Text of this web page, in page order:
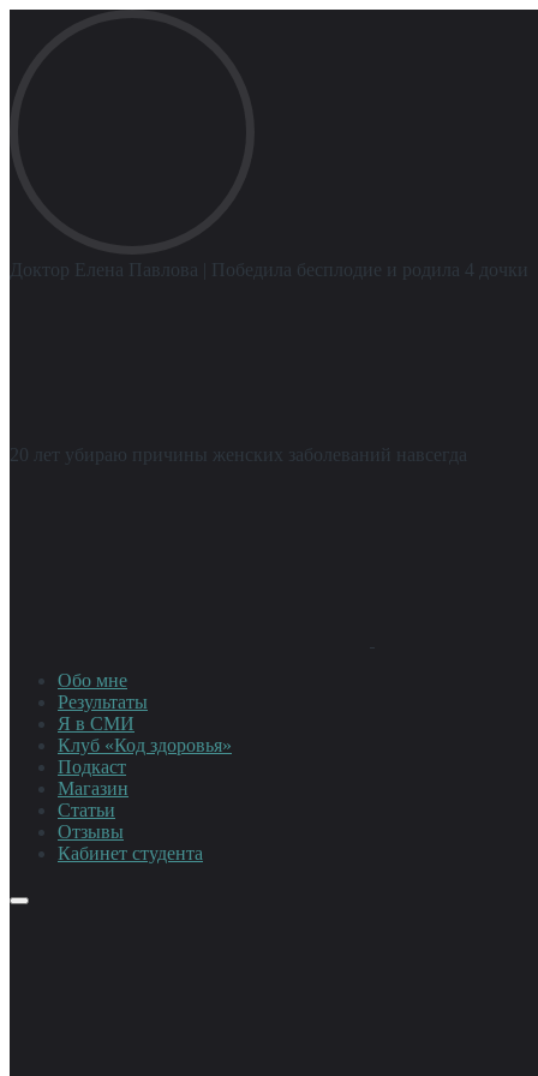
Доктор Елена Павлова | Победила бесплодие и родила 4 дочки
20 лет убираю причины женских заболеваний навсегда
Обо мне
Результаты
Я в СМИ
Клуб «Код здоровья»
Подкаст
Магазин
Статьи
Отзывы
Кабинет студента